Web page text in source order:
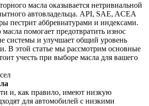
масла оказывается нетривиальной
автовладельца. API, SAE, ACEA
пестрит аббревиатурами и индексами.
помогает предотвратить износ
системы и улучшает общий уровень
В этой статье мы рассмотрим основные
учесть при выборе масла для вашего
и, как правило, имеют низкую
для автомобилей с низкими